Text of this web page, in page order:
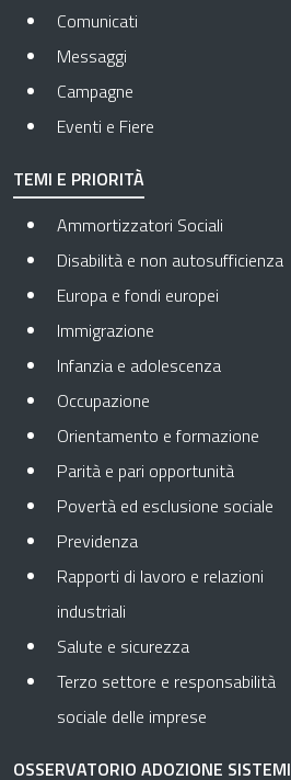
Comunicati
Messaggi
Campagne
Eventi e Fiere
TEMI E PRIORITÀ
Ammortizzatori Sociali
Disabilità e non autosufficienza
Europa e fondi europei
Immigrazione
Infanzia e adolescenza
Occupazione
Orientamento e formazione
Parità e pari opportunità
Povertà ed esclusione sociale
Previdenza
Rapporti di lavoro e relazioni
industriali
Salute e sicurezza
Terzo settore e responsabilità
sociale delle imprese
OSSERVATORIO ADOZIONE SISTEMI